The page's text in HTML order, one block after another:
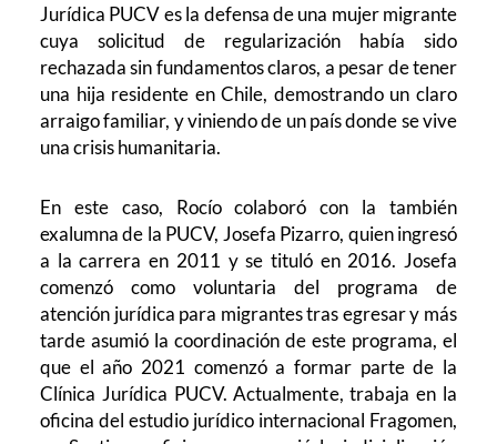
Jurídica PUCV es la defensa de una mujer migrante
cuya solicitud de regularización había sido
rechazada sin fundamentos claros, a pesar de tener
una hija residente en Chile, demostrando un claro
arraigo familiar, y viniendo de un país donde se vive
una crisis humanitaria.
En este caso, Rocío colaboró con la también
exalumna de la PUCV, Josefa Pizarro, quien ingresó
a la carrera en 2011 y se tituló en 2016. Josefa
comenzó como voluntaria del programa de
atención jurídica para migrantes tras egresar y más
tarde asumió la coordinación de este programa, el
que el año 2021 comenzó a formar parte de la
Clínica Jurídica PUCV. Actualmente, trabaja en la
oficina del estudio jurídico internacional Fragomen,